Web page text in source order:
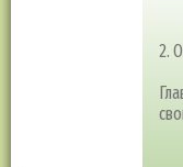
2.